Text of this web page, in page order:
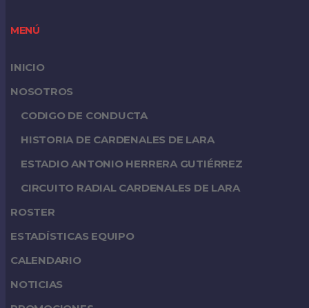
MENÚ
INICIO
NOSOTROS
CODIGO DE CONDUCTA
HISTORIA DE CARDENALES DE LARA
ESTADIO ANTONIO HERRERA GUTIÉRREZ
CIRCUITO RADIAL CARDENALES DE LARA
ROSTER
ESTADÍSTICAS EQUIPO
CALENDARIO
NOTICIAS